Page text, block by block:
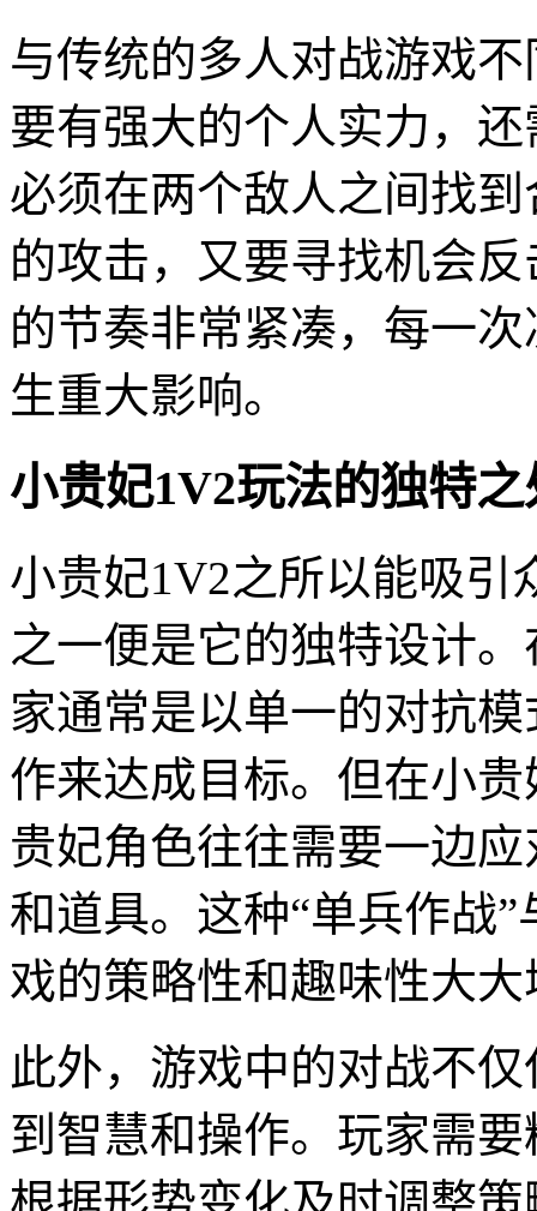
与传统的多人对战游戏
要有强大的个人实力，
必须在两个敌人之间找
的攻击，又要寻找机会
的节奏非常紧凑，每一
生重大影响。
小贵妃1V2玩法的独特之
小贵妃1V2之所以能吸引
之一便是它的独特设计
家通常是以单一的对抗
作来达成目标。但在小
贵妃角色往往需要一边
和道具。这种“单兵作战
戏的策略性和趣味性大大
此外，游戏中的对战不
到智慧和操作。玩家需